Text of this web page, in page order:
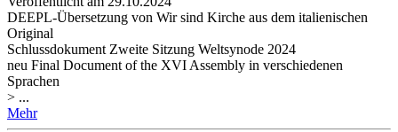
DEEPL-Übersetzung von Wir sind Kirche aus dem italienischen
Original
Schlussdokument Zweite Sitzung Weltsynode 2024
neu Final Document of the XVI Assembly in verschiedenen
Sprachen
> ...
Mehr